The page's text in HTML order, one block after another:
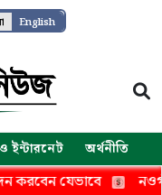
English
ইন্টারনেট অর্থনীতি
যেভাবে নওগাঁয়